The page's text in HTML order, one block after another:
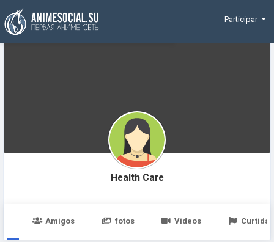
Funding
Participar
Health Care
Amigos fotos Vídeos Curtidas